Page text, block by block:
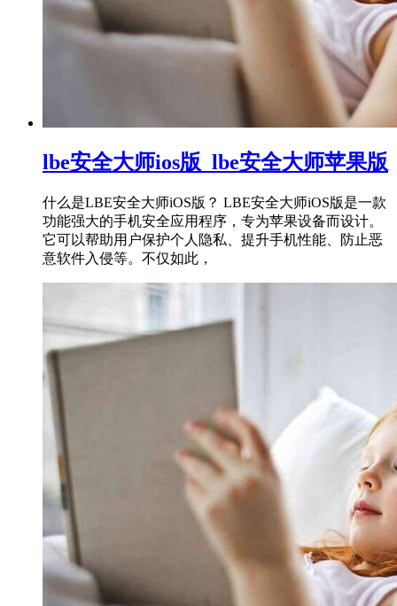
lbe安全大师ios版_lbe安全大师苹果版
什么是LBE安全大师iOS版？ LBE安全大师iOS版是一款
功能强大的手机安全应用程序，专为苹果设备而设计。
它可以帮助用户保护个人隐私、提升手机性能、防止恶
意软件入侵等。不仅如此，